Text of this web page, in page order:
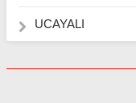
UCAYALI